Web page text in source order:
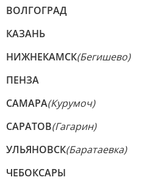
ВОЛГОГРАД
КАЗАНЬ
НИЖНЕКАМСК(Бегишево)
ПЕНЗА
САМАРА(Курумоч)
САРАТОВ(Гагарин)
УЛЬЯНОВСК(Баратаевка)
ЧЕБОКСАРЫ